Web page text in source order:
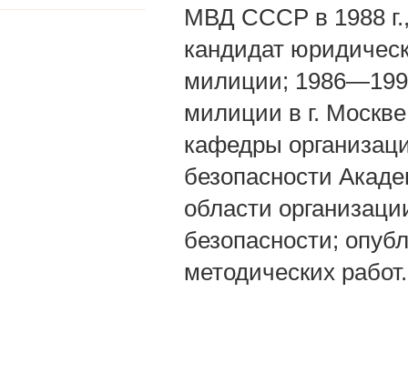
МВД СССР в 1988
кандидат
милиции;
милиции в г.
кафедры
безопасности
области
безопасности;
методических работ.